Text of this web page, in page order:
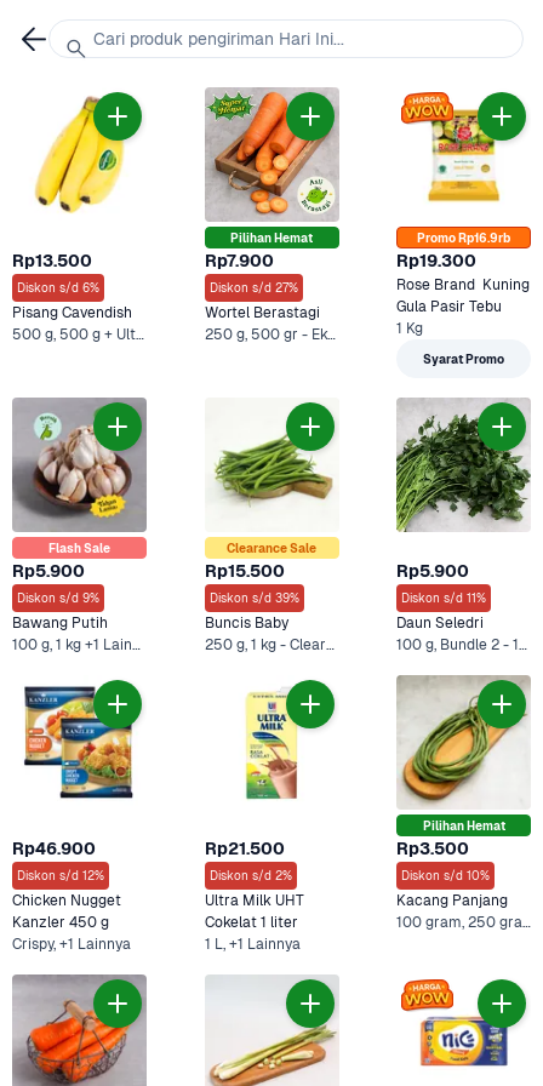
Rp13.500
Diskon s/d 6%
Pisang Cavendish
500 g, 500 g + Ultra Minuman Sari Kacang Hijau 250 ml +4 Lainnya
Pilihan Hemat
Rp7.900
Diskon s/d 27%
Wortel Berastagi
250 g, 500 gr - Ekonomis +2 Lainnya
Promo Rp16.9rb
Rp19.300
Rose Brand  Kuning
Gula Pasir Tebu
1 Kg
Syarat Promo
Flash Sale
Rp5.900
Diskon s/d 9%
Bawang Putih
100 g, 1 kg +1 Lainnya
Clearance Sale
Rp15.500
Diskon s/d 39%
Buncis Baby
250 g, 1 kg - Clearance Sale +1 Lainnya
Rp5.900
Diskon s/d 11%
Daun Seledri
100 g, Bundle 2 - 100 gr
Rp46.900
Diskon s/d 12%
Chicken Nugget
Kanzler 450 g
Crispy, +1 Lainnya
Rp21.500
Diskon s/d 2%
Ultra Milk UHT
Cokelat 1 liter
1 L, +1 Lainnya
Pilihan Hemat
Rp3.500
Diskon s/d 10%
Kacang Panjang
100 gram, 250 gram - Ekonomis +2 Lainnya
Cari produk pengiriman Hari Ini...